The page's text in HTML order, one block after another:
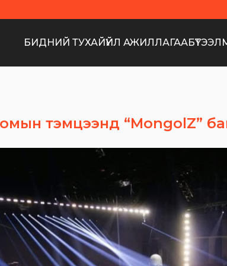
БИДНИЙ ТУХАЙҮЙЛ АЖИЛЛАГААБҮТЭЭЛ
тэмцээнд “MongolZ”